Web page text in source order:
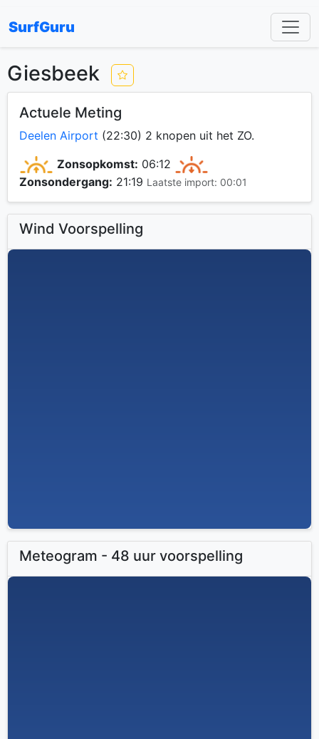
SurfGuru
Giesbeek
Actuele Meting
Deelen Airport (22:30) 2 knopen uit het ZO.
Zonsopkomst: 06:12
Zonsondergang: 21:19 Laatste import: 00:01
Wind Voorspelling
Meteogram - 48 uur voorspelling